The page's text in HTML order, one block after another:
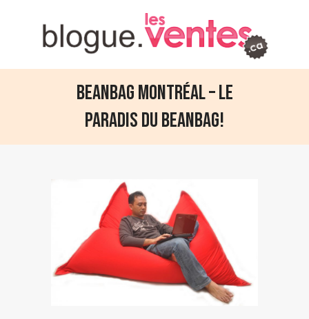
Beanbag Montréal – Le
paradis du beanbag!